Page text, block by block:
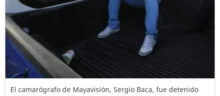
El camarógrafo de Mayavisión, Sergio Baca, fue detenido